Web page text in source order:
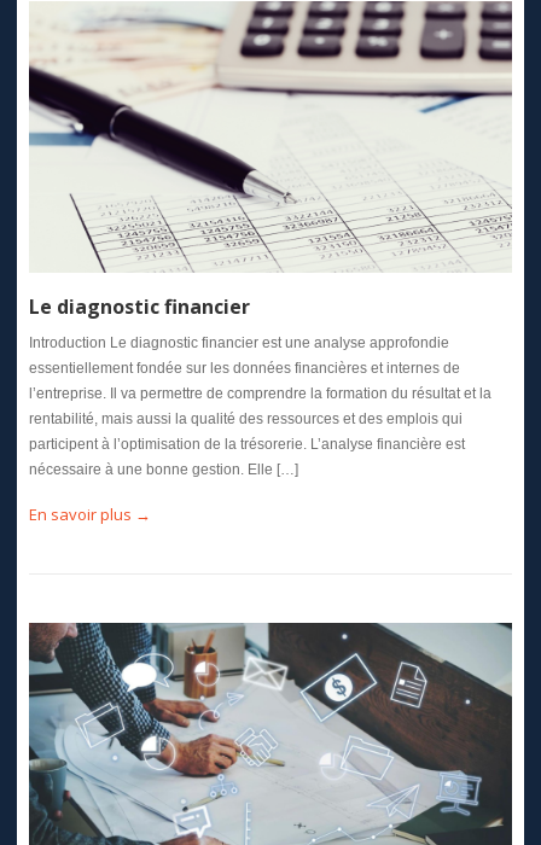
Le diagnostic financier
Introduction Le diagnostic financier est une analyse approfondie
essentiellement fondée sur les données financières et internes de
l’entreprise. Il va permettre de comprendre la formation du résultat et la
rentabilité, mais aussi la qualité des ressources et des emplois qui
participent à l’optimisation de la trésorerie. L’analyse financière est
nécessaire à une bonne gestion. Elle […]
En savoir plus →